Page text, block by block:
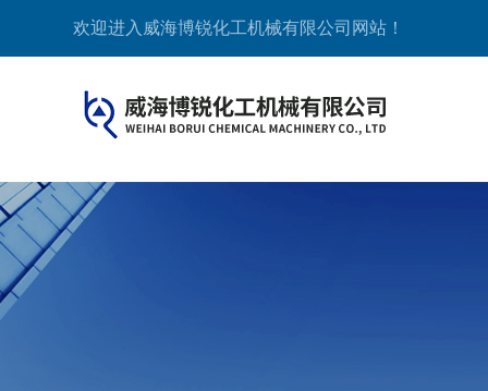
欢迎进入威海博锐化工机械有限公司网站！